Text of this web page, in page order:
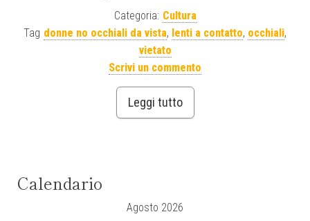
Categoria: Cultura
Tag donne no occhiali da vista, lenti a contatto, occhiali,
vietato
Scrivi un commento
Leggi tutto
Calendario
Agosto 2026